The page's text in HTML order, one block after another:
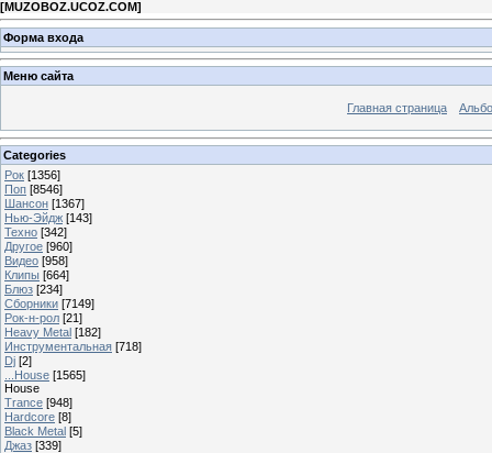
[MUZOBOZ.UCOZ.COM]
Форма входа
Меню сайта
Главная страница
Categories
Рок [1356]
Поп [8546]
Шансон [1367]
Нью-Эйдж [143]
Техно [342]
Другое [960]
Видео [958]
Клипы [664]
Блюз [234]
Сборники [7149]
Рок-н-рол [21]
Heavy Metal [182]
Инструментальная [718]
Dj [2]
...House [1565]
House
Trance [948]
Hardcore [8]
Black Metal [5]
Джаз [339]